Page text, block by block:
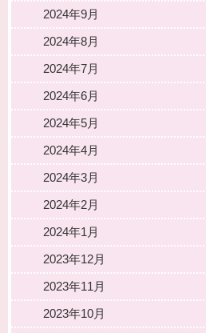
2024年9月
2024年8月
2024年7月
2024年6月
2024年5月
2024年4月
2024年3月
2024年2月
2024年1月
2023年12月
2023年11月
2023年10月